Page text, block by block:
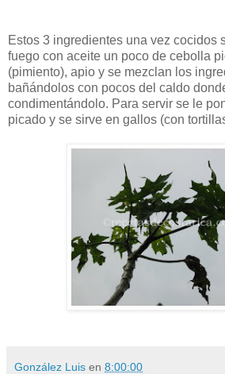
Estos 3 ingredientes una vez cocidos
fuego con aceite un poco de cebolla
(pimiento), apio y se mezclan los
bañándolos con pocos del caldo
condimentándolo. Para servir se le
picado y se sirve en gallos (con
González Luis en 8:00:00